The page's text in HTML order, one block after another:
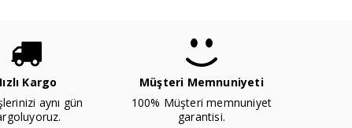
Kargo
aynı gün
Müşteri Memnuniyeti
100% Müşteri memnuniyet
garantisi.